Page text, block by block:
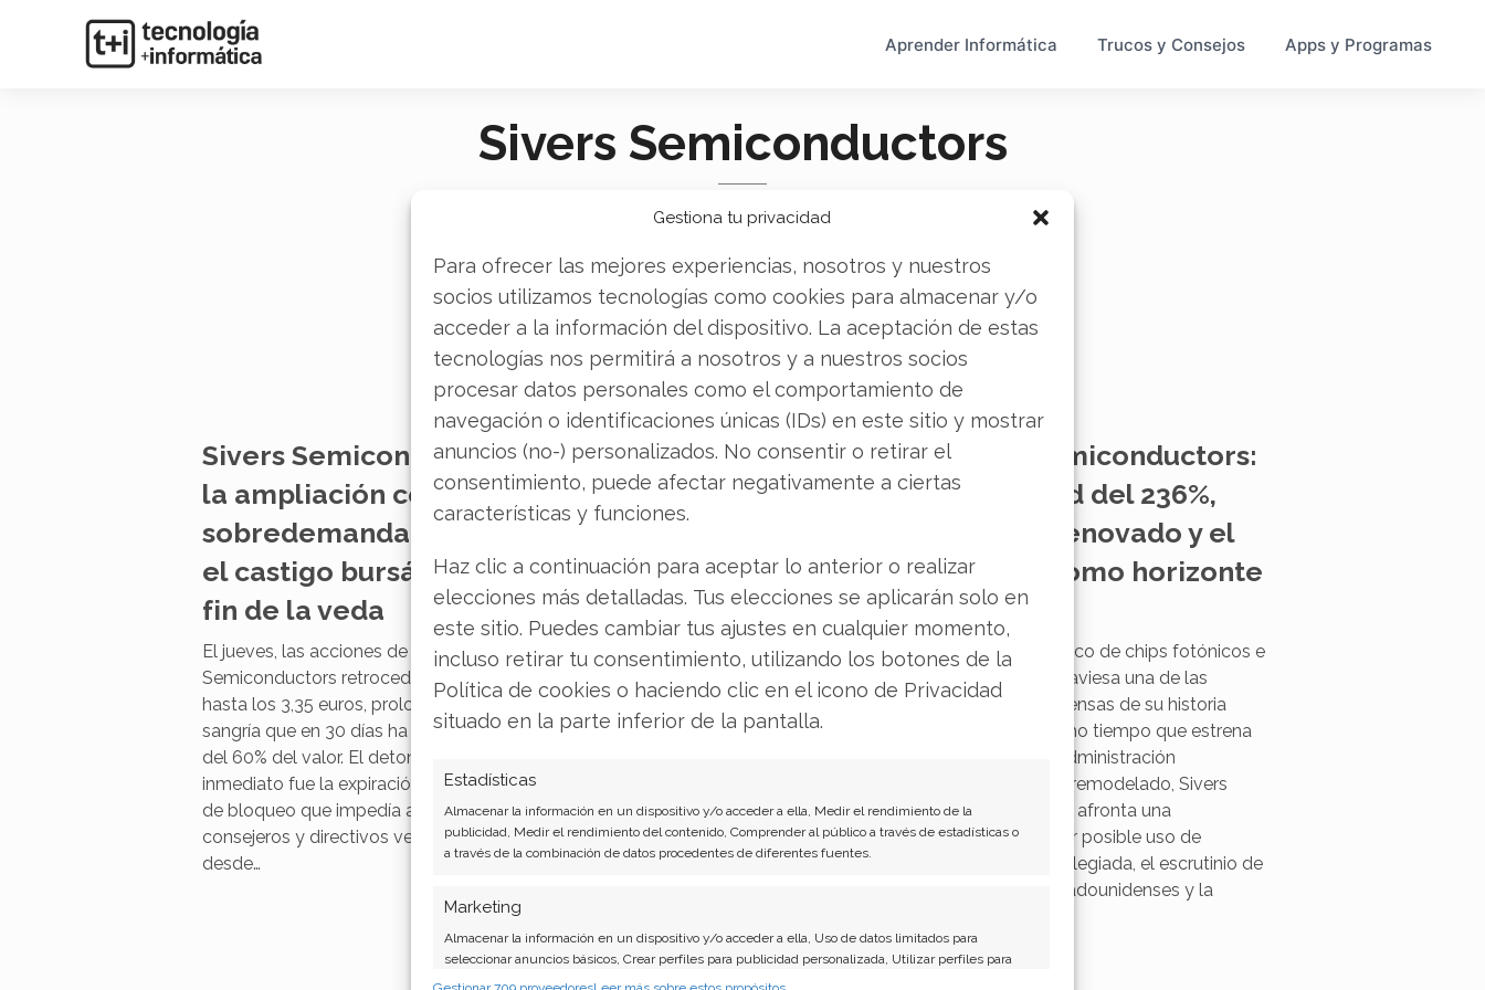
Gestiona tu privacidad
Para ofrecer las mejores experiencias, nosotros y nuestros
socios utilizamos tecnologías como cookies para almacenar y/o
acceder a la información del dispositivo. La aceptación de estas
tecnologías nos permitirá a nosotros y a nuestros socios
procesar datos personales como el comportamiento de
navegación o identificaciones únicas (IDs) en este sitio y mostrar
anuncios (no-) personalizados. No consentir o retirar el
consentimiento, puede afectar negativamente a ciertas
características y funciones.
Haz clic a continuación para aceptar lo anterior o realizar
elecciones más detalladas. Tus elecciones se aplicarán solo en
este sitio. Puedes cambiar tus ajustes en cualquier momento,
incluso retirar tu consentimiento, utilizando los botones de la
Política de cookies o haciendo clic en el icono de Privacidad
situado en la parte inferior de la pantalla.
Estadísticas
Almacenar la información en un dispositivo y/o acceder a ella, Medir el rendimiento de la
publicidad, Medir el rendimiento del contenido, Comprender al público a través de estadísticas o
a través de la combinación de datos procedentes de diferentes fuentes.
Marketing
Almacenar la información en un dispositivo y/o acceder a ella, Uso de datos limitados para
seleccionar anuncios básicos, Crear perfiles para publicidad personalizada, Utilizar perfiles para
seleccionar la publicidad personalizada, Crear un perfil para personalizar el contenido, Uso de
Aprender Informática Trucos y Consejos Apps y Programas
Sivers Semiconductors
Sivers Semiconductors:
la ampliación con
sobredemanda no evita
el castigo bursátil tras el
fin de la veda
El jueves, las acciones de Sivers
Semiconductors retrocedieron un 5,47%
hasta los 3,35 euros, prolongando una
sangría que en 30 días ha borrado más
del 60% del valor. El detonante
inmediato fue la expiración de la cláusula
de bloqueo que impedía a varios
consejeros y directivos vender sus títulos
desde…
Sivers Semiconductors
borra 12 millones de
con un canje que
dispara la acción un 18%
El viernes pasado, la cotización de Sivers
Semiconductors rebotó con fuerza: un
avance del 18,34% hasta los 5,20 euros.
convertido íntegramente en capital. La
operación forma parte de una
Sivers Semiconductors:
volatilidad del 236%,
consejo renovado y el
Nasdaq como horizonte
incierto
El fabricante sueco de chips fotónicos e
inalámbricos atraviesa una de las
semanas más densas de su historia
reciente. Al mismo tiempo que estrena
un consejo de administración
profundamente remodelado, Sivers
Semiconductors afronta una
investigación por posible uso de
información privilegiada, el escrutinio de
dos bufetes estadounidenses y la